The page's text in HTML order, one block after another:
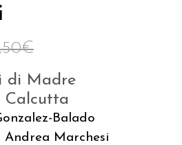
€
di Madre
Calcutta
Balado
Andrea Marchesi